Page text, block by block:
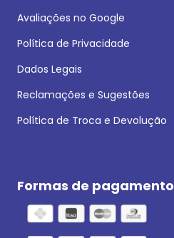
Avaliações no Google
Política de Privacidade
Dados Legais
Reclamações e Sugestões
Política de Troca e Devolução
Formas de pagamento